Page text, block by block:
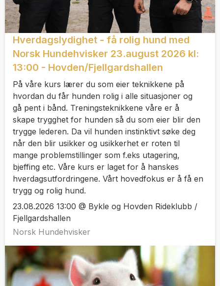
Hverdagslydighet - få rolig hund med
Norsk Hundehvisker 23.august 2026 kl:
13:00 - Hovden/Fjellgardshallen
På våre kurs lærer du som eier teknikkene på
hvordan du får hunden rolig i alle situasjoner og
gå pent i bånd. Treningsteknikkene våre er å
skape trygghet for hunden så du som eier blir den
trygge lederen. Da vil hunden instinktivt søke deg
når den blir usikker og usikkerhet er roten til
mange problemstillinger som f.eks utagering,
bjeffing etc. Våre kurs er laget for å hanskes
hverdagsutfordringene. Vårt hovedfokus er å få en
trygg og rolig hund.
23.08.2026 13:00 @ Bykle og Hovden Rideklubb /
Fjellgardshallen
Norsk Hundehvisker